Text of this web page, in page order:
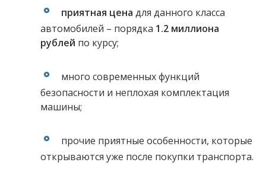
приятная цена для данного класса
автомобилей – порядка 1.2 миллиона
рублей по курсу;
много современных функций
безопасности и неплохая комплектация
машины;
прочие приятные особенности, которые
открываются уже после покупки транспорта.